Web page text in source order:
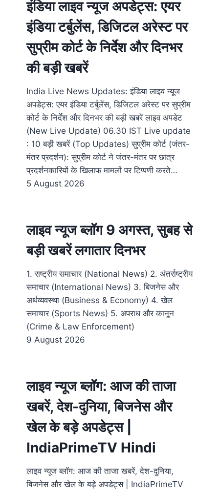
इंडिया लाइव न्यूज अपडेट्स: एयर
इंडिया टर्बुलेंस, डिजिटल अरेस्ट पर
सुप्रीम कोर्ट के निर्देश और दिनभर
की बड़ी खबरें
India Live News Updates: इंडिया लाइव न्यूज
अपडेट्स: एयर इंडिया टर्बुलेंस, डिजिटल अरेस्ट पर सुप्रीम
कोर्ट के निर्देश और दिनभर की बड़ी खबरें लाइव अपडेट
(New Live Update) 06.30​ IST Live update
: 10 बड़ी खबरें (Top Updates) सुप्रीम कोर्ट (जंतर-
मंतर प्रदर्शन): सुप्रीम कोर्ट ने जंतर-मंतर पर छात्र
प्रदर्शनकारियों के खिलाफ मामलों पर टिप्पणी करते…
5 August 2026
लाइव न्यूज ब्लॉग 9 अगस्त, सुबह से
बड़ी खबरें लगातार दिनभर
1. राष्ट्रीय समाचार (National News) 2. अंतर्राष्ट्रीय
समाचार (International News) 3. बिजनेस और
अर्थव्यवस्था (Business & Economy) 4. खेल
समाचार (Sports News) 5. अपराध और कानून
(Crime & Law Enforcement)
9 August 2026
लाइव न्यूज ब्लॉग: आज की ताजा
खबरें, देश-दुनिया, बिजनेस और
खेल के बड़े अपडेट्स |
IndiaPrimeTV Hindi
लाइव न्यूज ब्लॉग: आज की ताजा खबरें, देश-दुनिया,
बिजनेस और खेल के बड़े अपडेट्स | IndiaPrimeTV